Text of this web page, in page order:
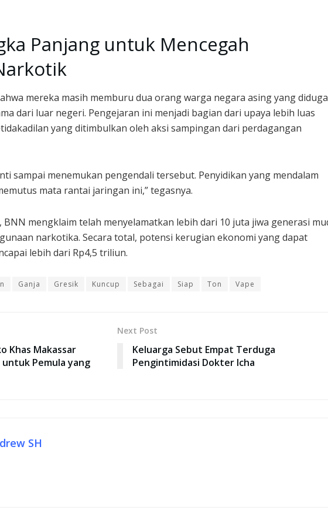
Panjang untuk Mencegah
mereka masih memburu dua orang warga negara asing yang diduga
dari luar negeri. Pengejaran ini menjadi bagian dari upaya lebih luas
yang ditimbulkan oleh aksi sampingan dari perdagangan
sampai menemukan pengendali tersebut. Penyidikan yang mendalam
mata rantai jaringan ini,” tegasnya.
mengklaim telah menyelamatkan lebih dari 10 juta jiwa generasi
narkotika. Secara total, potensi kerugian ekonomi yang dapat
lebih dari Rp4,5 triliun.
Ganja Gresik Kuncup Sebagai Siap Ton Vape
Khas Makassar
Pemula yang
Next Post
Keluarga Sebut Empat Terduga
Pengintimidasi Dokter Icha
SH